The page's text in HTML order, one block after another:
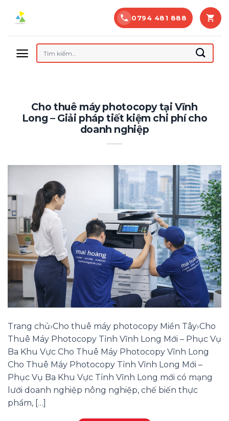
0794 481 888
Tìm
kiếm:
Cho thuê máy photocopy tại Vĩnh
Long – Giải pháp tiết kiệm chi phí cho
doanh nghiệp
Trang chủ›Cho thuê máy photocopy Miền Tây›Cho
Thuê Máy Photocopy Tỉnh Vĩnh Long Mới – Phục Vụ
Ba Khu Vực Cho Thuê Máy Photocopy Vĩnh Long
Cho Thuê Máy Photocopy Tỉnh Vĩnh Long Mới –
Phục Vụ Ba Khu Vực Tỉnh Vĩnh Long mới có mạng
lưới doanh nghiệp nông nghiệp, chế biến thực
phẩm, […]